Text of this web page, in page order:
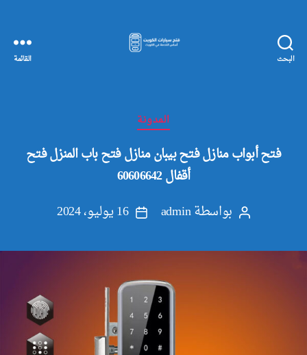
البحث
الكويت
القائمة
التصنيفاتالمدونة
فتح أبواب منازل فتح بيبان منازل فتح باب المنزل فتح
أقفال 60606642
كاتببواسطةadmin
تاريخ
16 يوليو، 2024